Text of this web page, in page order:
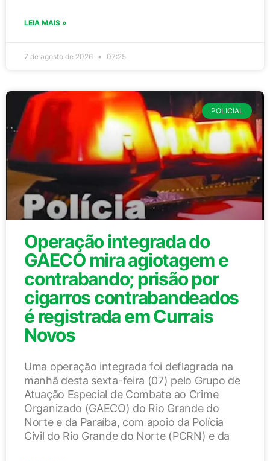
LEIA MAIS »
7 de agosto de 2026 07:25
POLICIAL
Operação integrada do
GAECO mira agiotagem e
contrabando; prisão por
cigarros contrabandeados
é registrada em Currais
Novos
Uma operação integrada foi deflagrada na
manhã desta sexta-feira (07) pelo Grupo de
Atuação Especial de Combate ao Crime
Organizado (GAECO) do Rio Grande do
Norte e da Paraíba, com apoio da Polícia
Civil do Rio Grande do Norte (PCRN) e da